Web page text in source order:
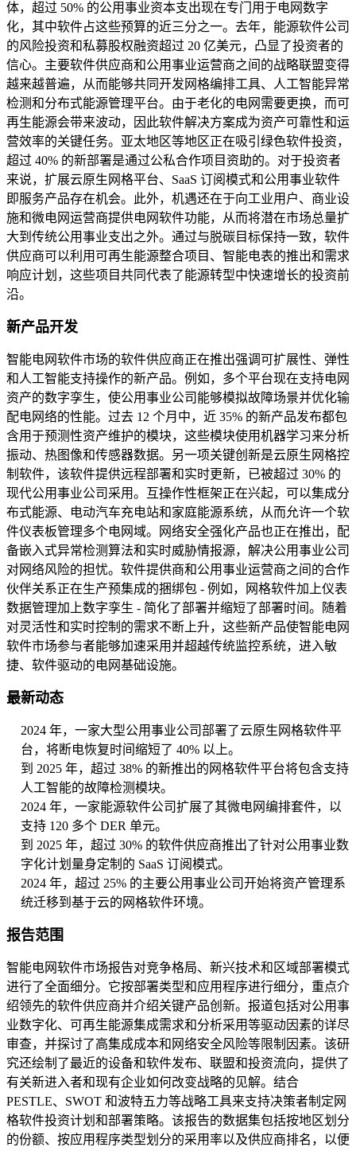
体，超过 50% 的公用事业资本支出现在专门用于电网数字
化，其中软件占这些预算的近三分之一。去年，能源软件公司
的风险投资和私募股权融资超过 20 亿美元，凸显了投资者的
信心。主要软件供应商和公用事业运营商之间的战略联盟变得
越来越普遍，从而能够共同开发网格编排工具、人工智能异常
检测和分布式能源管理平台。由于老化的电网需要更换，而可
再生能源会带来波动，因此软件解决方案成为资产可靠性和运
营效率的关键任务。亚太地区等地区正在吸引绿色软件投资，
超过 40% 的新部署是通过公私合作项目资助的。对于投资者
来说，扩展云原生网格平台、SaaS 订阅模式和公用事业软件
即服务产品存在机会。此外，机遇还在于向工业用户、商业设
施和微电网运营商提供电网软件功能，从而将潜在市场总量扩
大到传统公用事业支出之外。通过与脱碳目标保持一致，软件
供应商可以利用可再生能源整合项目、智能电表的推出和需求
响应计划，这些项目共同代表了能源转型中快速增长的投资前
沿。
新产品开发
智能电网软件市场的软件供应商正在推出强调可扩展性、弹性
和人工智能支持操作的新产品。例如，多个平台现在支持电网
资产的数字孪生，使公用事业公司能够模拟故障场景并优化输
配电网络的性能。过去 12 个月中，近 35% 的新产品发布都包
含用于预测性资产维护的模块，这些模块使用机器学习来分析
振动、热图像和传感器数据。另一项关键创新是云原生网格控
制软件，该软件提供远程部署和实时更新，已被超过 30% 的
现代公用事业公司采用。互操作性框架正在兴起，可以集成分
布式能源、电动汽车充电站和家庭能源系统，从而允许一个软
件仪表板管理多个电网域。网络安全强化产品也正在推出，配
备嵌入式异常检测算法和实时威胁情报源，解决公用事业公司
对网络风险的担忧。软件提供商和公用事业运营商之间的合作
伙伴关系正在生产预集成的捆绑包 - 例如，网格软件加上仪表
数据管理加上数字孪生 - 简化了部署并缩短了部署时间。随着
对灵活性和实时控制的需求不断上升，这些新产品使智能电网
软件市场参与者能够加速采用并超越传统监控系统，进入敏
捷、软件驱动的电网基础设施。
最新动态
2024 年，一家大型公用事业公司部署了云原生网格软件平
台，将断电恢复时间缩短了 40% 以上。
到 2025 年，超过 38% 的新推出的网格软件平台将包含支持
人工智能的故障检测模块。
2024 年，一家能源软件公司扩展了其微电网编排套件，以
支持 120 多个 DER 单元。
到 2025 年，超过 30% 的软件供应商推出了针对公用事业数
字化计划量身定制的 SaaS 订阅模式。
2024 年，超过 25% 的主要公用事业公司开始将资产管理系
统迁移到基于云的网格软件环境。
报告范围
智能电网软件市场报告对竞争格局、新兴技术和区域部署模式
进行了全面细分。它按部署类型和应用程序进行细分，重点介
绍领先的软件供应商并介绍关键产品创新。报道包括对公用事
业数字化、可再生能源集成需求和分析采用等驱动因素的详尽
审查，并探讨了高集成成本和网络安全风险等限制因素。该研
究还绘制了最近的设备和软件发布、联盟和投资流向，提供了
有关新进入者和现有企业如何改变战略的见解。结合
PESTLE、SWOT 和波特五力等战略工具来支持决策者制定网
格软件投资计划和部署策略。该报告的数据集包括按地区划分
的份额、按应用程序类型划分的采用率以及供应商排名，以便